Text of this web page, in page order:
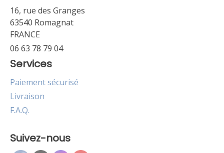
16, rue des Granges
63540 Romagnat
FRANCE
06 63 78 79 04
Services
Paiement sécurisé
Livraison
F.A.Q.
Suivez-nous